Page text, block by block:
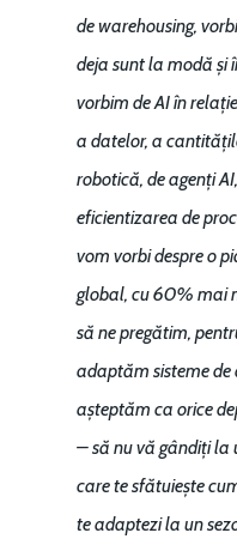
de warehousing,
deja sunt la modă și
vorbim de AI în
a datelor, a
robotică, de agenți
eficientizarea de
vom vorbi despre o
global, cu 60% mai
să ne pregătim,
adaptăm sisteme
așteptăm ca orice
– să nu vă gândiți la
care te sfătuiește
te adaptezi la un